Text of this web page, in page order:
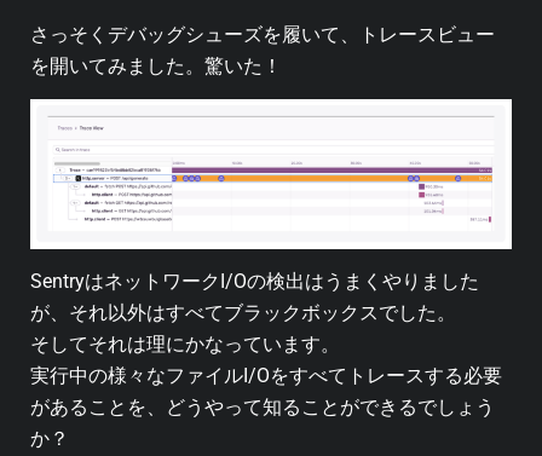
さっそくデバッグシューズを履いて、トレースビュー
を開いてみました。驚いた！
SentryはネットワークI/Oの検出はうまくやりました
が、それ以外はすべてブラックボックスでした。
そしてそれは理にかなっています。
実行中の様々なファイルI/Oをすべてトレースする必要
があることを、どうやって知ることができるでしょう
か？